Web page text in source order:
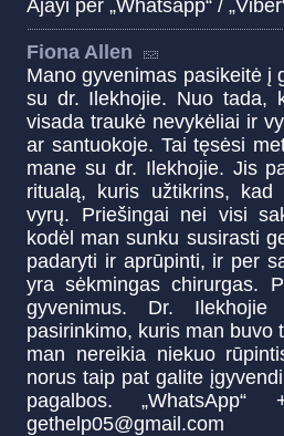
Ajayi per „Whatsapp“ /
Fiona Allen
Mano gyvenimas pasikeitė į
su dr. Ilekhojie. Nuo tada,
visada traukė nevykėliai ir
ar santuokoje. Tai tęsėsi
mane su dr. Ilekhojie. Jis
ritualą, kuris užtikrins,
vyrų. Priešingai nei visi
kodėl man sunku susirasti
padaryti ir aprūpinti, ir per
yra sėkmingas chirurgas.
gyvenimus. Dr.
pasirinkimo, kuris man buvo
man nereikia niekuo
norus taip pat galite
pagalbos.
gethelp05@gmail.com